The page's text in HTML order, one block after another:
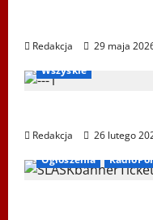
Redakcja 29 maja
Bieg Tropem Wilczym
Wszyskie
Redakcja
26 lutego
Ogłoszenia